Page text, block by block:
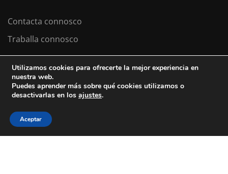
Contacta connosco
Traballa connosco
Colexio La Salle Santiago
Aviso Legal
Política de cookies
Política de privacidad
Utilizamos cookies para ofrecerte la mejor experiencia en
nuestra web.
Puedes aprender más sobre qué cookies utilizamos o
desactivarlas en los ajustes.
Aceptar